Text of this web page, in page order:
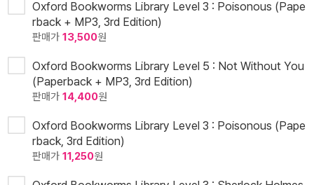
Oxford Bookworms Library Level 3 : Poisonous (Pape
rback + MP3, 3rd Edition)
판매가 13,500원
Oxford Bookworms Library Level 5 : Not Without You
(Paperback + MP3, 3rd Edition)
판매가 14,400원
Oxford Bookworms Library Level 3 : Poisonous (Pape
rback, 3rd Edition)
판매가 11,250원